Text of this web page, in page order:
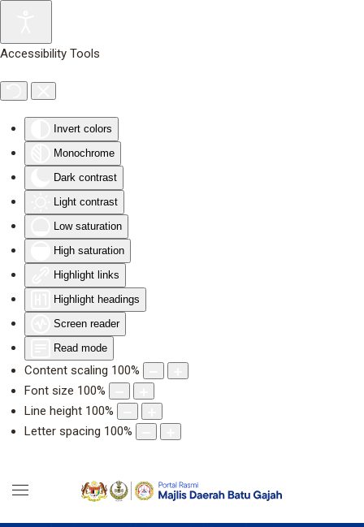
Accessibility Tools
Invert colors
Monochrome
Dark contrast
Light contrast
Low saturation
High saturation
Highlight links
Highlight headings
Screen reader
Read mode
Content scaling 100%
Font size 100%
Line height 100%
Letter spacing 100%